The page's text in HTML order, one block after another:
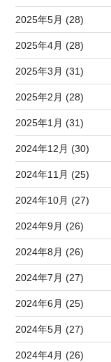
2025年5月 (28)
2025年4月 (28)
2025年3月 (31)
2025年2月 (28)
2025年1月 (31)
2024年12月 (30)
2024年11月 (25)
2024年10月 (27)
2024年9月 (26)
2024年8月 (26)
2024年7月 (27)
2024年6月 (25)
2024年5月 (27)
2024年4月 (26)